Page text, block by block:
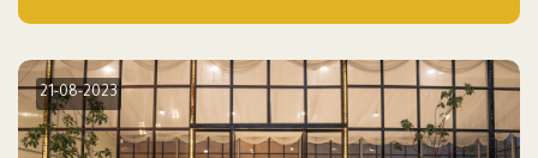
أساسه ذلك العمل.
21-08-2023